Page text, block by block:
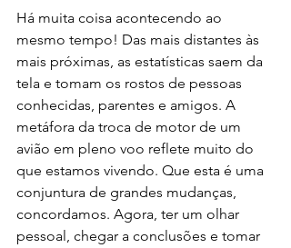
Há muita coisa acontecendo ao
mesmo tempo! Das mais distantes às
mais próximas, as estatísticas saem da
tela e tomam os rostos de pessoas
conhecidas, parentes e amigos. A
metáfora da troca de motor de um
avião em pleno voo reflete muito do
que estamos vivendo. Que esta é uma
conjuntura de grandes mudanças,
concordamos. Agora, ter um olhar
pessoal, chegar a conclusões e tomar